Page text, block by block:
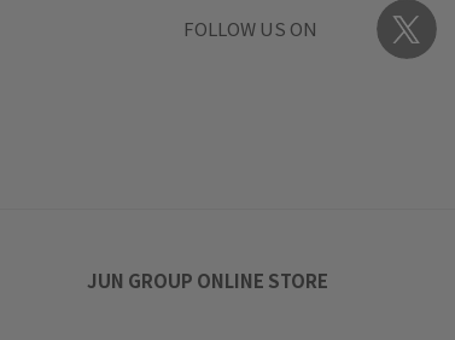
FOLLOW US ON
JUN GROUP ONLINE STORE